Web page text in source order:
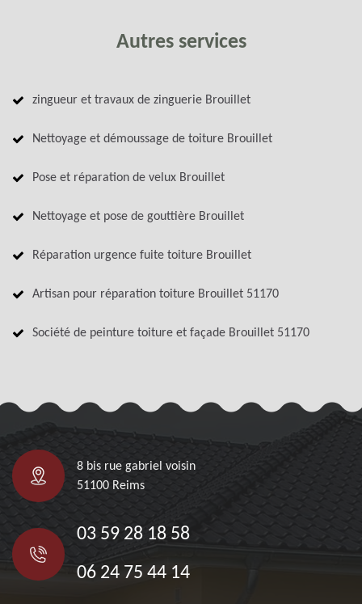
Autres services
zingueur et travaux de zinguerie Brouillet
Nettoyage et démoussage de toiture Brouillet
Pose et réparation de velux Brouillet
Nettoyage et pose de gouttière Brouillet
Réparation urgence fuite toiture Brouillet
Artisan pour réparation toiture Brouillet 51170
Société de peinture toiture et façade Brouillet 51170
8 bis rue gabriel voisin
51100 Reims
03 59 28 18 58
06 24 75 44 14